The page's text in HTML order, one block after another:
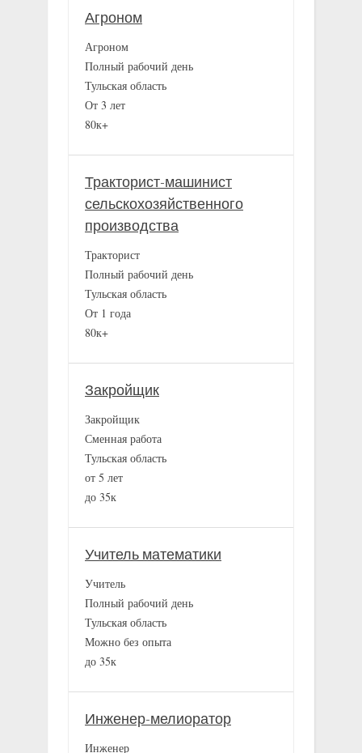
Агроном
Агроном
Полный рабочий день
Тульская область
От 3 лет
80к+
Тракторист-машинист
сельскохозяйственного
производства
Тракторист
Полный рабочий день
Тульская область
От 1 года
80к+
Закройщик
Закройщик
Сменная работа
Тульская область
от 5 лет
до 35к
Учитель математики
Учитель
Полный рабочий день
Тульская область
Можно без опыта
до 35к
Инженер-мелиоратор
Инженер